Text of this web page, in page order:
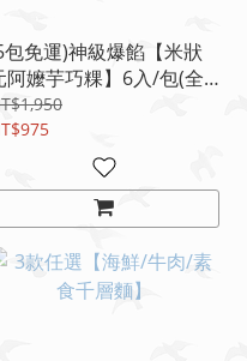
包免運)神級爆餡【米狀
阿嬤芋巧粿】6入/包(全
)